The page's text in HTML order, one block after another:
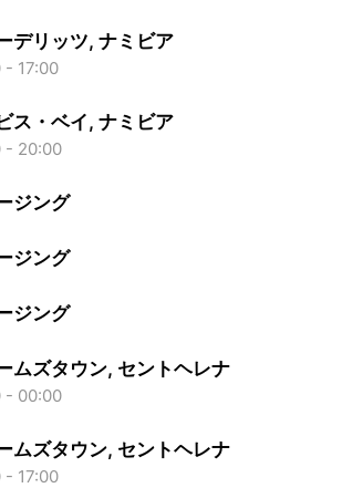
デリッツ, ナミビア
- 17:00
ス・ベイ, ナミビア
- 20:00
ジング
ジング
ジング
ムズタウン, セントヘレナ
- 00:00
ムズタウン, セントヘレナ
- 17:00